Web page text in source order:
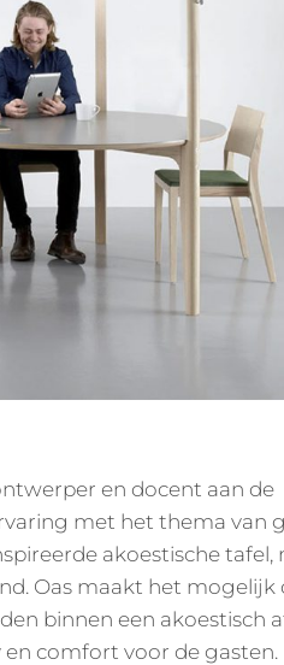
en docent aan de
met het thema van
akoestische tafel,
Oas maakt het mogelijk
binnen een akoestisch
comfort voor de